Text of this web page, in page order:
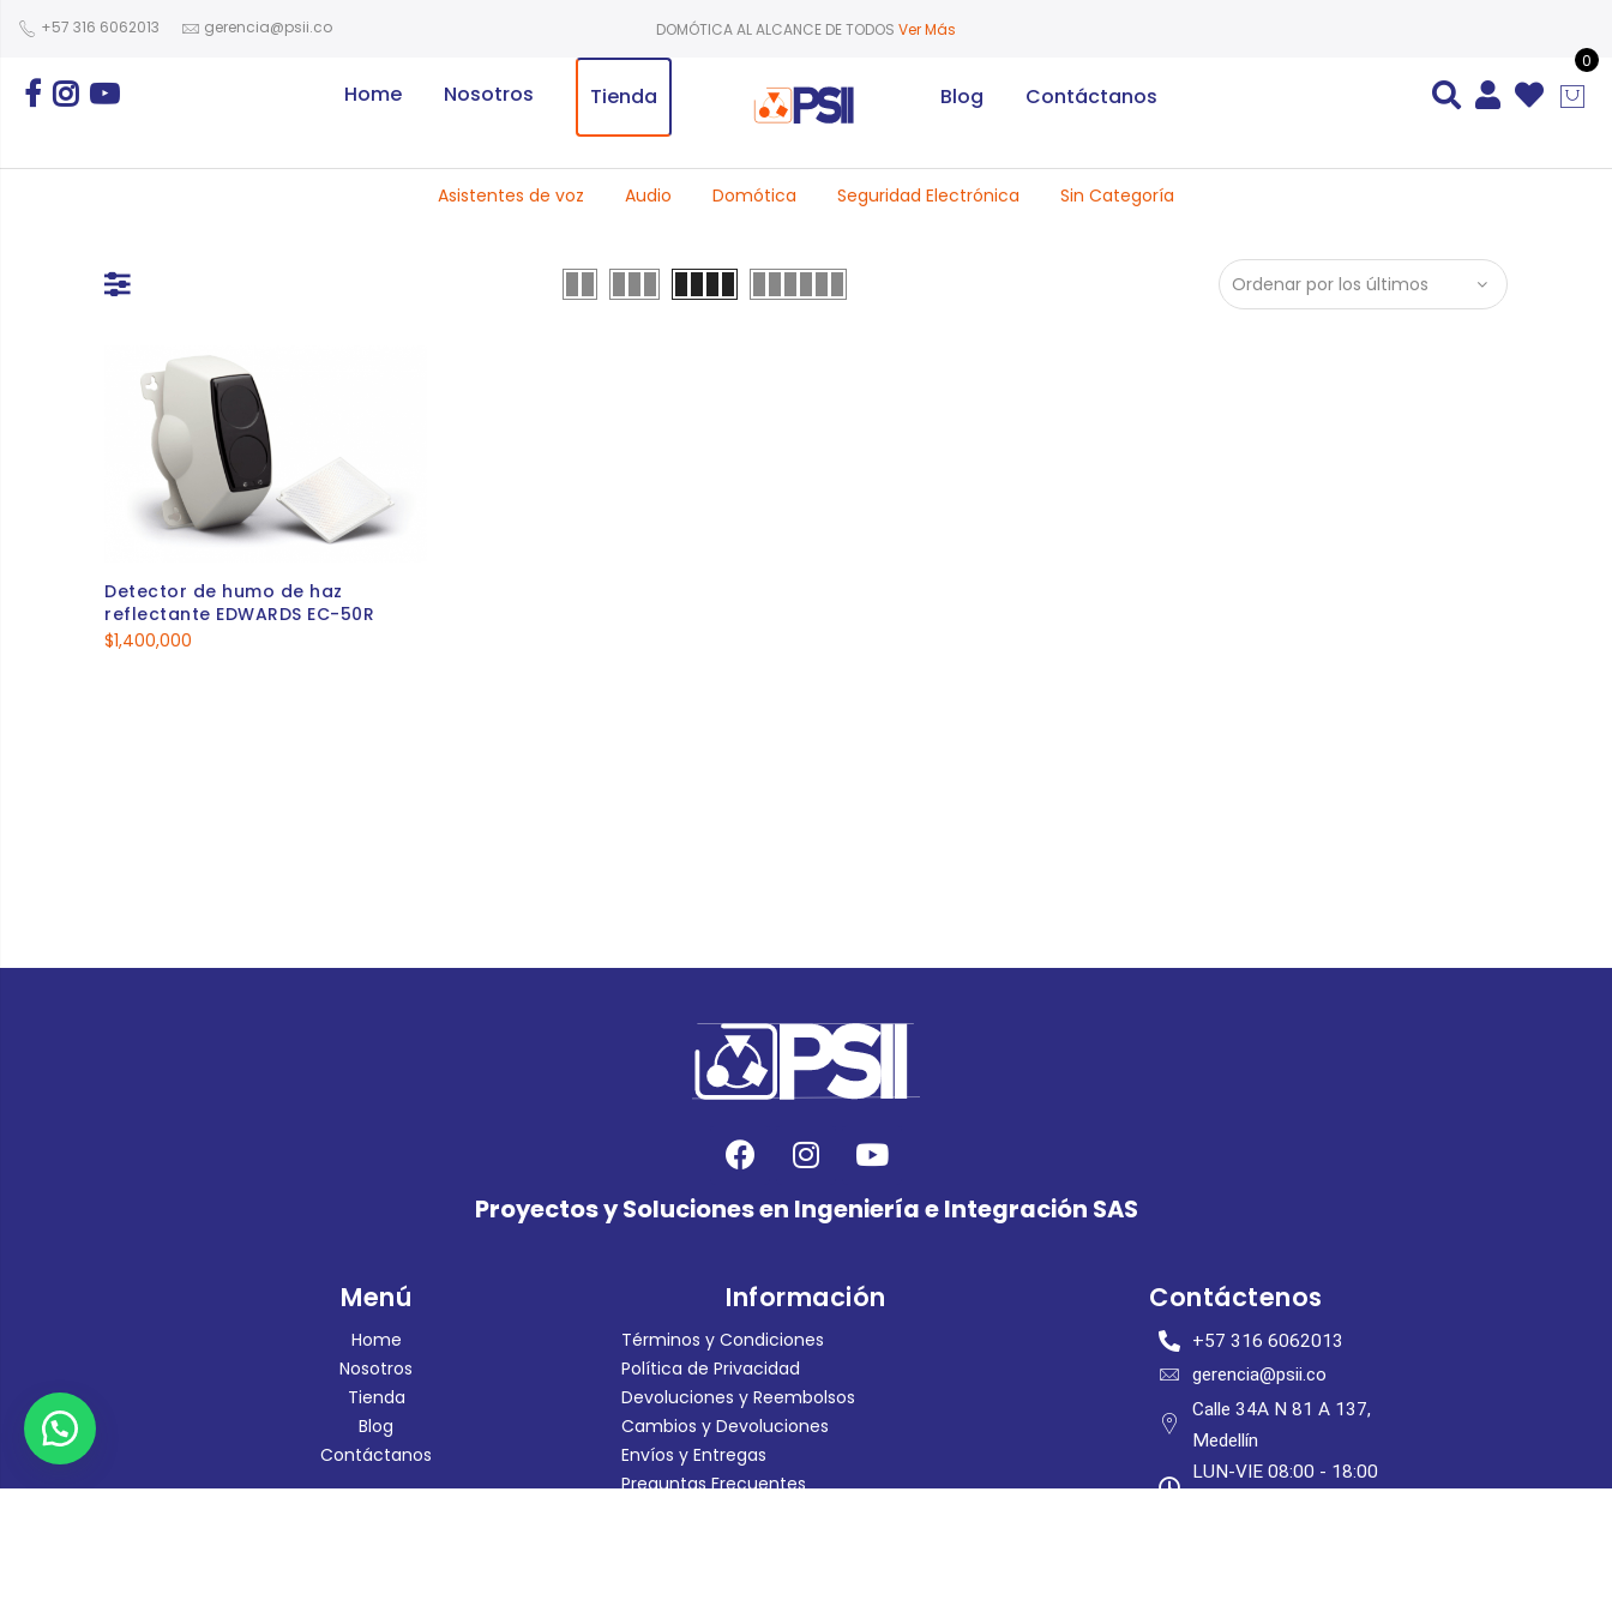
+57 316 6062013 gerencia@psii.co DOMÓTICA AL ALCANCE DE TODOS Ver Más
Home Nosotros Tienda Blog Contáctanos
0
Asistentes de voz Audio Domótica Seguridad Electrónica Sin Categoría
Detector de humo de haz
reflectante EDWARDS EC-50R
$1,400,000
Proyectos y Soluciones en Ingeniería e Integración SAS
Menú
Home
Nosotros
Tienda
Blog
Contáctanos
Información
Términos y Condiciones
Política de Privacidad
Devoluciones y Reembolsos
Cambios y Devoluciones
Envíos y Entregas
Preguntas Frecuentes
Contáctenos
+57 316 6062013
gerencia@psii.co
Calle 34A N 81 A 137,
Medellín
LUN-VIE 08:00 - 18:00